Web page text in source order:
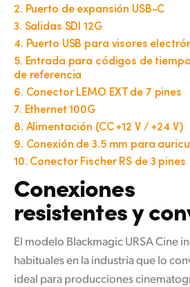
2. Puerto de expansión USB-C
3. Salidas SDI 12G
4. Puerto USB para visores
5. Entrada para códigos de
de referencia
6. Conector LEMO EXT de 7 pines
7. Ethernet 100G
8. Alimentación (CC +12 V / +24 V)
9. Conexión de 3.5 mm para
10. Conector Fischer RS de 3 pines
Conexiones
resistentes y
El modelo Blackmagic URSA Cine
habituales en la industria quelo
ideal para producciones